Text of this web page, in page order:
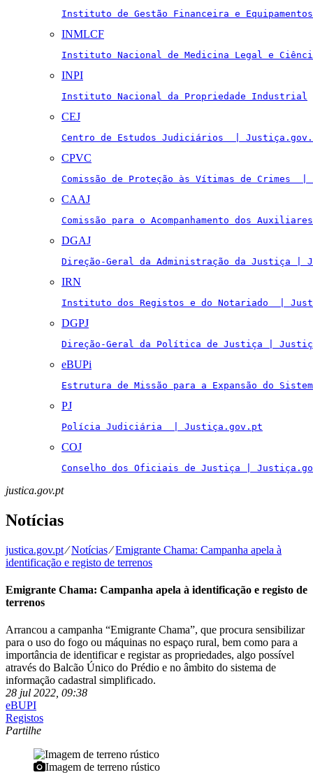
Instituto de Gestão Financeira e
INMLCF
Instituto Nacional de Medicina Legal e
INPI
Instituto Nacional da Propriedade Industrial
CEJ
Centro de Estudos Judiciários  |
CPVC
Comissão de Proteção às Vítimas de Crimes
CAAJ
Comissão para o Acompanhamento dos
DGAJ
Direção-Geral da Administração da Justiça |
IRN
Instituto dos Registos e do Notariado  |
DGPJ
Direção-Geral da Política de Justiça |
eBUPi
Estrutura de Missão para a Expansão do
PJ
Polícia Judiciária  | Justiça.gov.pt
COJ
Conselho dos Oficiais de Justiça |
justica.gov.pt
Notícias
justica.gov.pt⁄Notícias⁄Emigrante Chama: Campanha apela à
identificação e registo de terrenos
Emigrante Chama: Campanha apela à identificação e registo de
terrenos
Arrancou a campanha “Emigrante Chama”, que procura sensibilizar
para o uso do fogo ou máquinas no espaço rural, bem como para a
importância de identificar e registar as propriedades, algo possível
através do Balcão Único do Prédio e no âmbito do sistema de
informação cadastral simplificado.
28 jul 2022, 09:38
eBUPI
Registos
Partilhe
Imagem de terreno rústico